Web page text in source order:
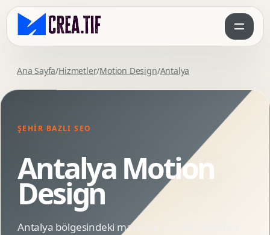
Ana Sayfa/Hizmetler/Motion Design/Antalya
ŞEHIR BAZLI SEO
Antalya Motion
Design
Antalya bölgesindeki markalar için SEO uyumlu,